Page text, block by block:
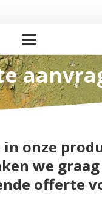
onze
we
offerte